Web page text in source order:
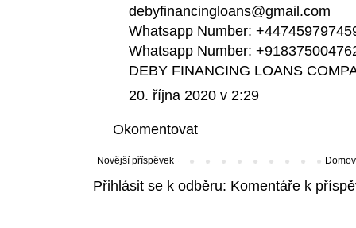
debyfinancingloans@gmail.com
Whatsapp Number:
Whatsapp Number:
DEBY FINANCING LOANS
20. října 2020 v 2:29
Okomentovat
Novější příspěvek
Přihlásit se k odběru: Komentáře k